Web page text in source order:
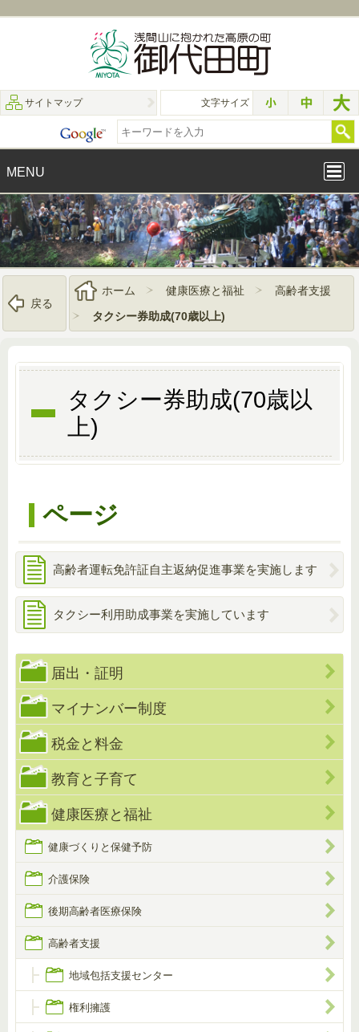
サイトマップ 文字サイズ
MENU
戻る
ホーム 健康医療と福祉
高齢者支援
タクシー券助成(70歳以上)
タクシー券助成(70歳以
上)
ページ
高齢者運転免許証自主返納促進事業を実施します
タクシー利用助成事業を実施しています
届出・証明
マイナンバー制度
税金と料金
教育と子育て
健康医療と福祉
健康づくりと保健予防
介護保険
後期高齢者医療保険
高齢者支援
地域包括支援センター
権利擁護